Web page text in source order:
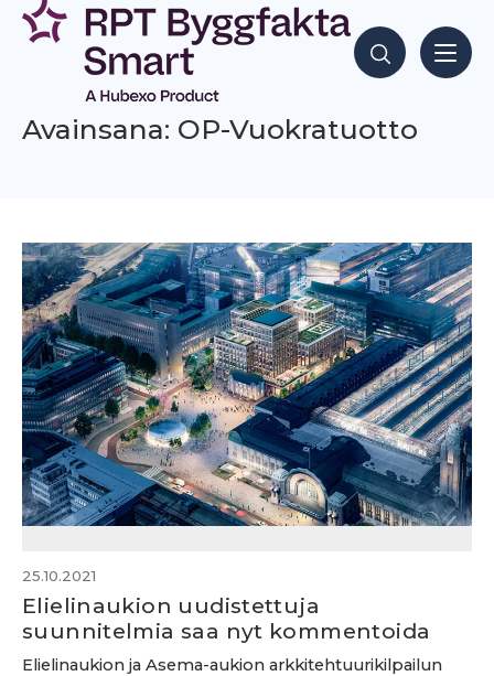
Siirry
sisältöön
Hae sisältöjä
Avainsana: OP-Vuokratuotto
25.10.2021
Elielinaukion uudistettuja
suunnitelmia saa nyt kommentoida
Elielinaukion ja Asema-aukion arkkitehtuurikilpailun